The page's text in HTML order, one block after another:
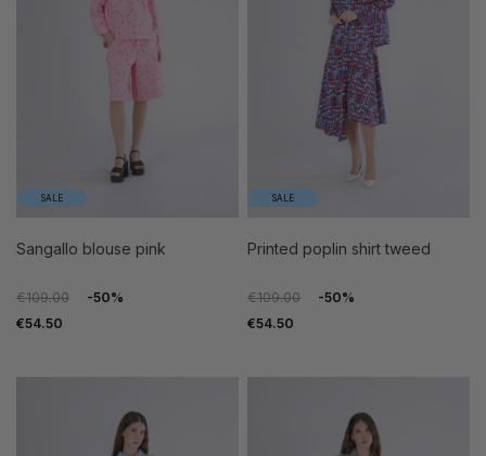
SALE
sangallo blouse pink
€109.00
-50%
€54.50
SALE
printed poplin shirt tweed
€109.00
-50%
€54.50